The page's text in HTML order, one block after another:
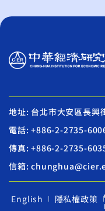
地址: 台北市大安區長興
電話: +886-2-2735-
傳真: +886-2-2735-
信箱:
English
隱私權政策